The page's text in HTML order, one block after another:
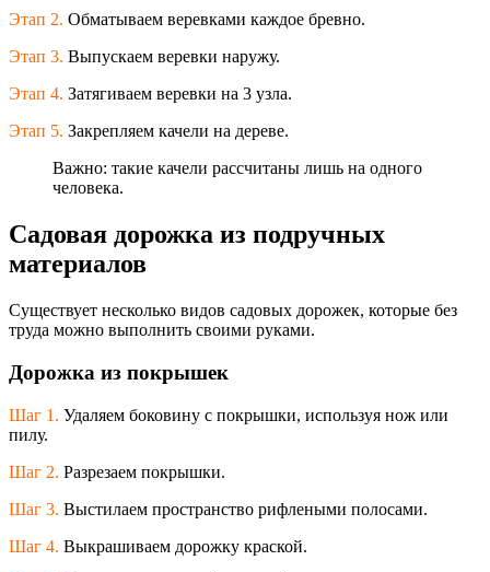
Этап 2. Обматываем веревками каждое бревно.
Этап 3. Выпускаем веревки наружу.
Этап 4. Затягиваем веревки на 3 узла.
Этап 5. Закрепляем качели на дереве.
Важно: такие качели рассчитаны лишь на одного
человека.
Садовая дорожка из подручных
материалов
Существует несколько видов садовых дорожек, которые без
труда можно выполнить своими руками.
Дорожка из покрышек
Шаг 1. Удаляем боковину с покрышки, используя нож или
пилу.
Шаг 2. Разрезаем покрышки.
Шаг 3. Выстилаем пространство рифлеными полосами.
Шаг 4. Выкрашиваем дорожку краской.